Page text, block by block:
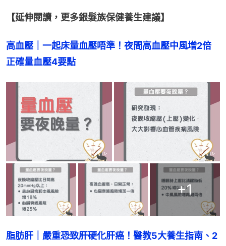
【延伸閱讀，更多銀髮族保健養生建議】
高血壓｜一起床量血壓唔準！夜間高血壓中風增2倍
正確量血壓4要點
+1
脂肪肝｜嚴重恐致肝硬化肝癌！醫教5大養生指南、2